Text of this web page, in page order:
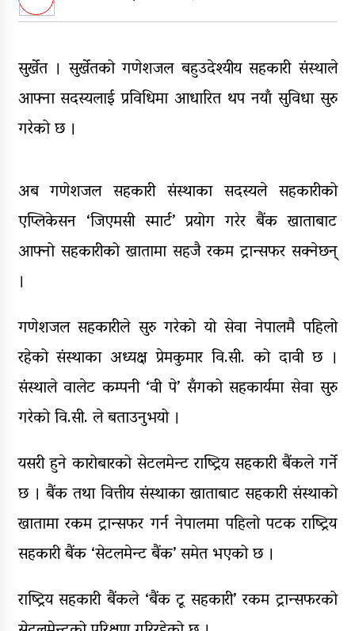
मृत्यु, दुई घाइते
घरमाथिबाट पहिरो खसेपछि १३ घरधुरी
स्थानान्तरण
सुर्खेत । सुर्खेतको गणेशजल बहुउदेश्यीय सहकारी संस्थाले
आफ्ना सदस्यलाई प्रविधिमा आधारित थप नयाँ सुविधा सुरु
गरेको छ ।
अब गणेशजल सहकारी संस्थाका सदस्यले सहकारीको
एप्लिकेसन ‘जिएमसी स्मार्ट’ प्रयोग गरेर बैंक खाताबाट
आफ्नो सहकारीको खातामा सहजै रकम ट्रान्सफर सक्नेछन्
।
गणेशजल सहकारीले सुरु गरेको यो सेवा नेपालमै पहिलो
रहेको संस्थाका अध्यक्ष प्रेमकुमार वि.सी. को दावी छ ।
संस्थाले वालेट कम्पनी ‘वी पे’ सँगको सहकार्यमा सेवा सुरु
गरेको वि.सी. ले बताउनुभयो ।
यसरी हुने कारोबारको सेटलमेन्ट राष्ट्रिय सहकारी बैंकले गर्ने
छ । बैंक तथा वित्तीय संस्थाका खाताबाट सहकारी संस्थाको
खातामा रकम ट्रान्सफर गर्न नेपालमा पहिलो पटक राष्ट्रिय
सहकारी बैंक ‘सेटलमेन्ट बैंक’ समेत भएको छ ।
राष्ट्रिय सहकारी बैंकले ‘बैंक टू सहकारी’ रकम ट्रान्सफरको